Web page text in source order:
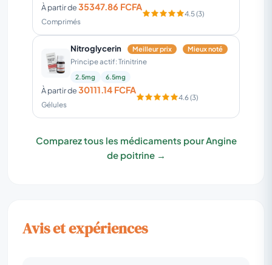
À partir de35347.86 FCFA
Comprimés
4.5 (3)
Nitroglycerin Meilleur prix Mieux noté
Principe actif: Trinitrine
2.5mg 6.5mg
À partir de30111.14 FCFA
Gélules
4.6 (3)
Comparez tous les médicaments pour Angine
de poitrine →
Avis et expériences